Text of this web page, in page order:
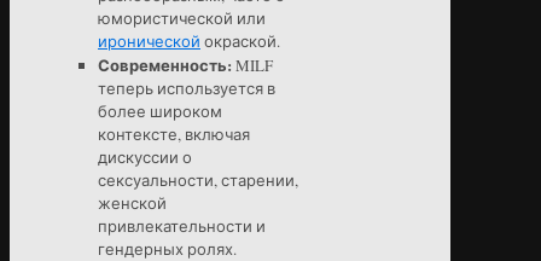
юмористической или
иронической окраской.
Современность: MILF
теперь используется в
более широком
контексте, включая
дискуссии о
сексуальности, старении,
женской
привлекательности и
гендерных ролях.